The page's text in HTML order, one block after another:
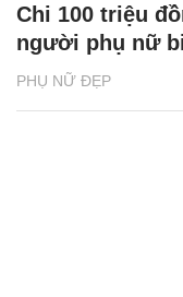
PHỤ NỮ ĐẸP
Chi 100 triệu
người phụ nữ